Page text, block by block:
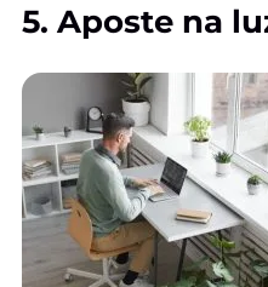
5. Aposte na